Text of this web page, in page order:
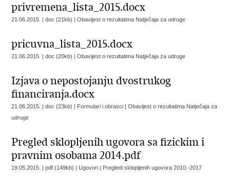
privremena_lista_2015.docx
21.06.2015. | doc (21kb) |Obavijest o rezultatima Natječaja za udruge
pricuvna_lista_2015.docx
21.06.2015. | doc (20kb) |Obavijest o rezultatima Natječaja za udruge
Izjava o nepostojanju dvostrukog
financiranja.docx
21.06.2015. | doc (23kb) | Formulari i obrasci |Obavijest o rezultatima Natječaja za
udruge
Pregled sklopljenih ugovora sa fizickim i
pravnim osobama 2014.pdf
19.05.2015. | pdf (149kb) | Ugovori | Pregledi sklopljenih ugovora 2010.-2017